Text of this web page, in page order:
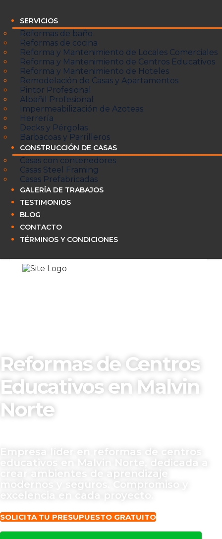
SERVICIOS
Reformas de baño
Reformas de cocina
Reforma y Mantenimiento de Locales Comerciales
Reforma y Mantenimiento de Centros Educativos
Reforma y Mantenimiento de Hoteles
Remodelación de Casas y Apartamentos
Pintor Profesional
Albañil Profesional
Impermeabilización de Azoteas
Herrería
Decks y Pérgolas
Barbacoas y Parrilleros
CONSTRUCCIÓN DE CASAS
Casas con contenedores
Casas Steel Framing
Casas Prefabricadas
GALERÍA DE TRABAJOS
TESTIMONIOS
BLOG
CONTACTO
TÉRMINOS Y CONDICIONES
Reformas de Centros
Educativos en Malvin
Norte
Empresa líder en reformas de centros
educativos en Malvin Norte, dedicada a
crear ambientes de aprendizaje
modernos y seguros. Compromiso y
excelencia en cada proyecto.
SOLICITA TU PRESUPUESTO GRATUITO